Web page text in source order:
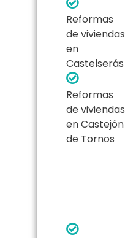
Reformas
de viviendas
en
Castelserás
Reformas
de viviendas
en Castejón
de Tornos